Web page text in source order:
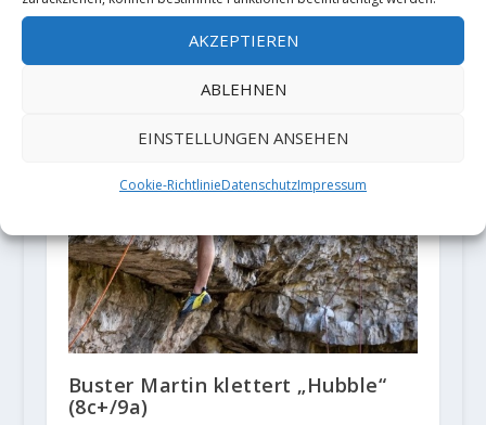
AKZEPTIEREN
ABLEHNEN
EINSTELLUNGEN ANSEHEN
Cookie-RichtlinieDatenschutzImpressum
Buster Martin klettert „Hubble“
(8c+/9a)